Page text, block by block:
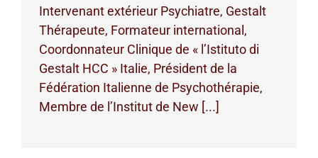
Intervenant extérieur Psychiatre, Gestalt
Thérapeute, Formateur international,
Coordonnateur Clinique de « l’Istituto di
Gestalt HCC » Italie, Président de la
Fédération Italienne de Psychothérapie,
Membre de l’Institut de New [...]